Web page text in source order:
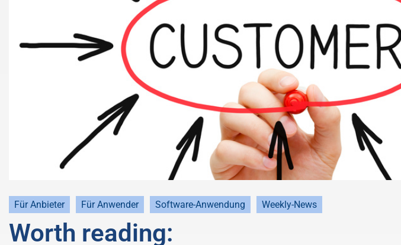
Für Anbieter Für Anwender Software-Anwendung Weekly-News
Worth reading: